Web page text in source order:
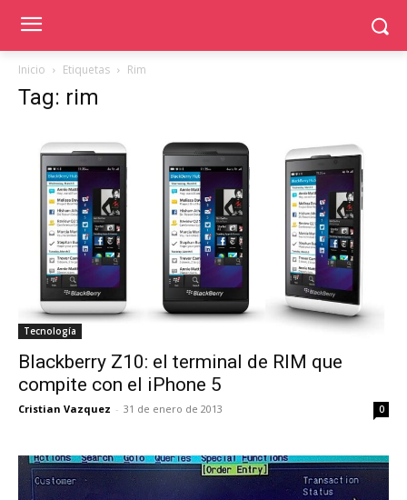
Inicio Etiquetas Rim
Tag: rim
Tecnología
Blackberry Z10: el terminal de RIM que
compite con el iPhone 5
Cristian Vazquez - 31 de enero de 2013 0